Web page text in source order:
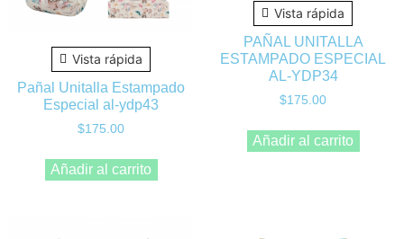
Vista rápida
Pañal Unitalla Estampado
Especial al-ydp43
$175.00
Añadir al carrito
Vista rápida
PAÑAL UNITALLA
ESTAMPADO ESPECIAL
AL-YDP34
$175.00
Añadir al carrito